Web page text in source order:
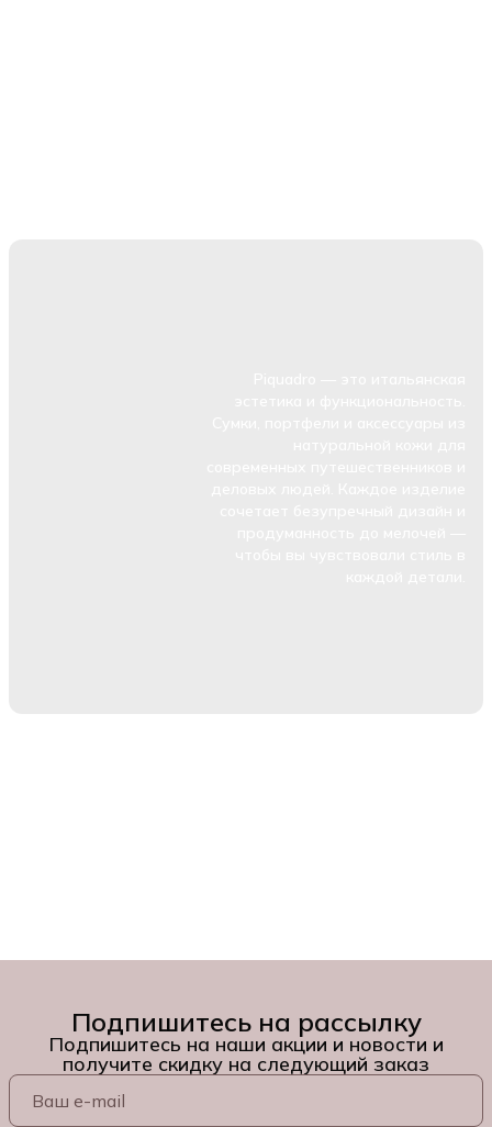
Подпишитесь на рассылку
Подпишитесь на наши акции и новости и
получите скидку на следующий заказ